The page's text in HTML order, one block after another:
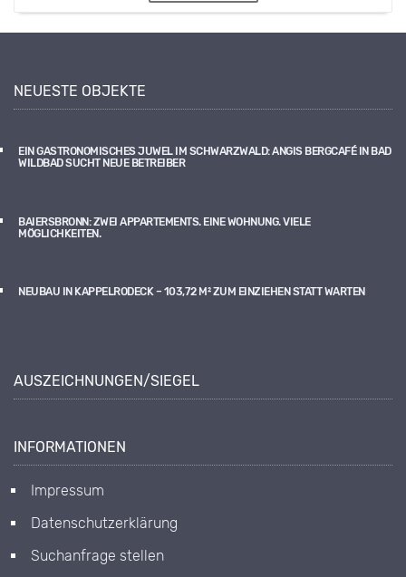
NEUESTE OBJEKTE
EIN GASTRONOMISCHES JUWEL IM SCHWARZWALD: ANGIS BERGCAFÉ IN BAD
WILDBAD SUCHT NEUE BETREIBER
BAIERSBRONN: ZWEI APPARTEMENTS. EINE WOHNUNG. VIELE
MÖGLICHKEITEN.
NEUBAU IN KAPPELRODECK – 103,72 M² ZUM EINZIEHEN STATT WARTEN
AUSZEICHNUNGEN/SIEGEL
INFORMATIONEN
Impressum
Datenschutzerklärung
Suchanfrage stellen